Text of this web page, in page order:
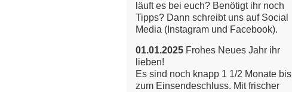
läuft es bei euch? Benötigt ihr noch
Tipps? Dann schreibt uns auf Social
Media (Instagram und Facebook).
01.01.2025 Frohes Neues Jahr ihr
lieben!
Es sind noch knapp 1 1/2 Monate bis
zum Einsendeschluss. Mit frischer